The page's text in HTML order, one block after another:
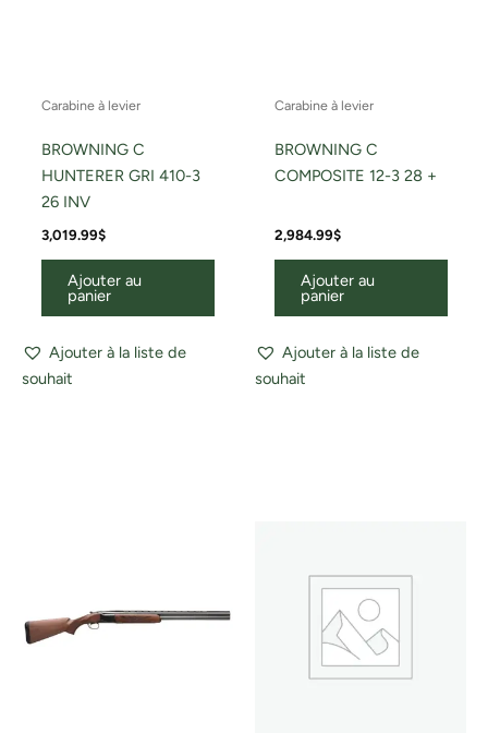
Carabine à levier
BROWNING C
HUNTERER GRI 410-3
26 INV
3,019.99$
Ajouter au
panier
Ajouter à la liste de
souhait
Carabine à levier
BROWNING C
COMPOSITE 12-3 28 +
2,984.99$
Ajouter au
panier
Ajouter à la liste de
souhait